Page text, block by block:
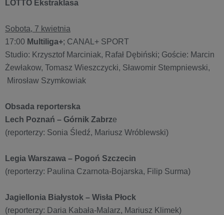
LOTTO Ekstraklasa
Sobota, 7 kwietnia
17:00 Multiliga+; CANAL+ SPORT
Studio: Krzysztof Marciniak, Rafał Dębiński; Goście: Marcin
Żewłakow, Tomasz Wieszczycki, Sławomir Stempniewski,
Mirosław Szymkowiak
Obsada reporterska
Lech Poznań – Górnik Zabrze
(reporterzy: Sonia Śledź, Mariusz Wróblewski)
Legia Warszawa – Pogoń Szczecin
(reporterzy: Paulina Czarnota-Bojarska, Filip Surma)
Jagiellonia Białystok – Wisła Płock
(reporterzy: Daria Kabała-Malarz, Mariusz Klimek)